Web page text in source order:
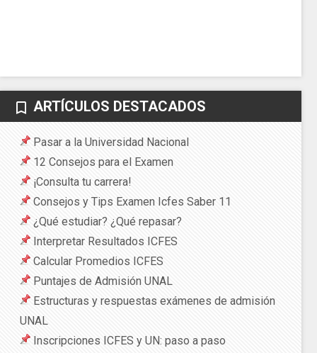
bookmark_border ARTÍCULOS DESTACADOS
Pasar a la Universidad Nacional
12 Consejos para el Examen
¡Consulta tu carrera!
Consejos y Tips Examen Icfes Saber 11
¿Qué estudiar? ¿Qué repasar?
Interpretar Resultados ICFES
Calcular Promedios ICFES
Puntajes de Admisión UNAL
Estructuras y respuestas exámenes de admisión
UNAL
Inscripciones ICFES y UN: paso a paso